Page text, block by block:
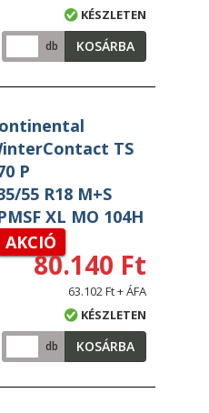
KÉSZLETEN
db KOSÁRBA
TS
P
55 R18 M+S
XL MO 104H
AKCIÓ
80.140 Ft
63.102 Ft + ÁFA
KÉSZLETEN
db KOSÁRBA